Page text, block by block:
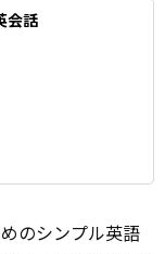
会話
のシンプル英語